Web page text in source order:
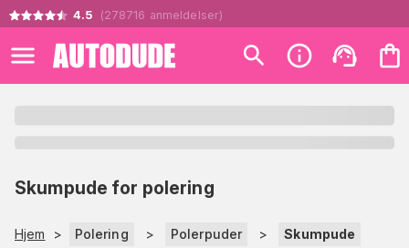
4.5 (278716 anmeldelser)
Skumpude for polering
Hjem > Polering > Polerpuder > Skumpude